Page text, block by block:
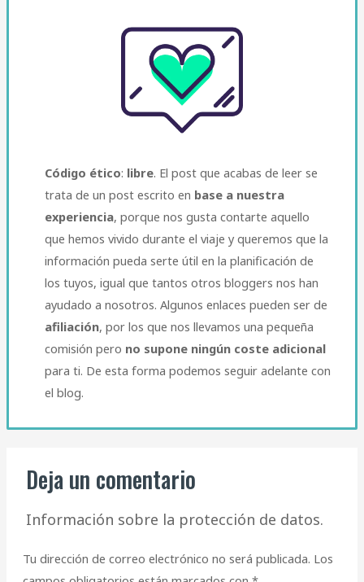
Código ético: libre. El post que acabas de leer se
trata de un post escrito en base a nuestra
experiencia, porque nos gusta contarte aquello
que hemos vivido durante el viaje y queremos que la
información pueda serte útil en la planificación de
los tuyos, igual que tantos otros bloggers nos han
ayudado a nosotros. Algunos enlaces pueden ser de
afiliación, por los que nos llevamos una pequeña
comisión pero no supone ningún coste adicional
para ti. De esta forma podemos seguir adelante con
el blog.​
Deja un comentario
Información sobre la protección de datos.
Tu dirección de correo electrónico no será publicada. Los